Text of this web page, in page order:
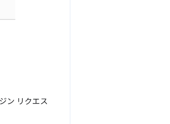
ン リクエス